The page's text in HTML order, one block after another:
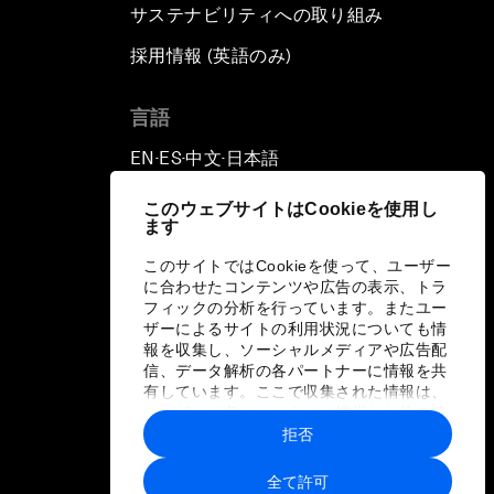
このウェブサイトはCookieを使用し
ます
このサイトではCookieを使って、ユーザー
に合わせたコンテンツや広告の表示、トラ
フィックの分析を行っています。またユー
ザーによるサイトの利用状況についても情
報を収集し、ソーシャルメディアや広告配
信、データ解析の各パートナーに情報を共
有しています。ここで収集された情報は、
ユーザーが各パートナーに提供した他の情
報や各パートナーのサービスを使用した際
に収集された情報と組み合わされ、各パー
トナーによって使用されることがありま
全て許可
拒否
サステナビリティへの取り組み
採用情報 (英語のみ)
言語
EN ▪ ES▪中文▪ 日本語